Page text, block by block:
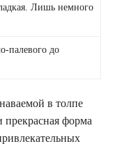
Лишь немного
палевого до
в толпе
прекрасная форма